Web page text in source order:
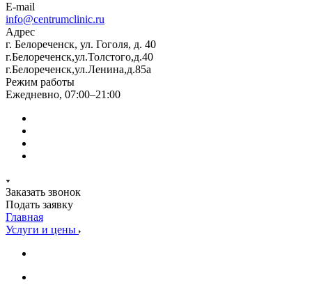
E-mail
info@centrumclinic.ru
Адрес
г. Белореченск, ул. Гоголя, д. 40
г.Белореченск,ул.Толстого,д.40
г.Белореченск,ул.Ленина,д.85а
Режим работы
Ежедневно, 07:00–21:00
Заказать звонок
Подать заявку
Главная
Услуги и цены